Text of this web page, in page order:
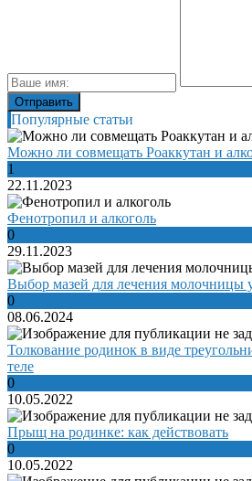
Популярные статьи
Можно ли совмещать Роаккутан и
1
22.11.2023
Фенотропил и алкоголь
0
29.11.2023
Выбор мазей для лечения молочницы
0
08.06.2024
Толкование родинок в виде
теле
0
10.05.2022
Прыщ на родинке: как действовать
0
10.05.2022